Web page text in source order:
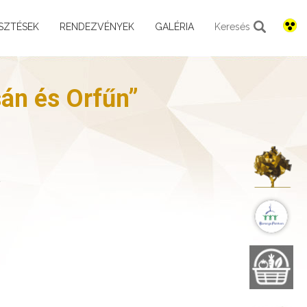
RENDEZVÉNYEK GALÉRIA Keresés
és Orfűn”